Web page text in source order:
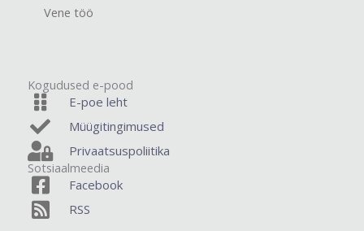
Vene töö
Kogudused e-pood
E-poe leht
Müügitingimused
Privaatsuspoliitika
Sotsiaalmeedia
Facebook
RSS